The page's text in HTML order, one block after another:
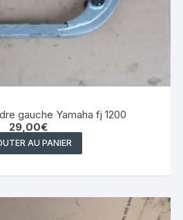
gauche Yamaha fj 1200
29,00€
AU PANIER